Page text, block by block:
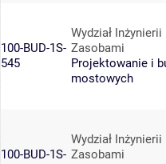
100-BUD-1S-
545
Wydział
Zasobami
Projektowanie i
mostowych
100-BUD-1S-
Wydział
Zasobami